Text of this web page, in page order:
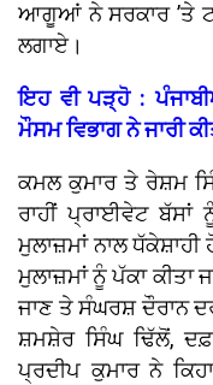
ਆਗੂਆਂ ਨੇ ਸਰਕਾਰ ’ਤੇ
ਲਗਾਏ।
ਇਹ ਵੀ ਪੜ੍ਹੋ :
ਮੌਸਮ ਵਿਭਾਗ ਨੇ ਜਾਰੀ
ਕਮਲ ਕੁਮਾਰ ਤੇ ਰੇਸ਼ਮ
ਰਾਹੀਂ ਪ੍ਰਾਈਵੇਟ ਬੱਸਾਂ
ਮੁਲਾਜ਼ਮਾਂ ਨਾਲ
ਮੁਲਾਜ਼ਮਾਂ ਨੂੰ ਪੱਕਾ ਕੀਤਾ
ਜਾਣ ਤੇ ਸੰਘਰਸ਼ ਦੌਰਾਨ
ਸ਼ਮਸ਼ੇਰ ਸਿੰਘ ਢਿੱਲੋਂ,
ਪ੍ਰਦੀਪ ਕੁਮਾਰ ਨੇ